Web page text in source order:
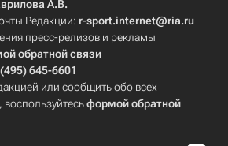
А.В.
Редакции: r-sport.internet@ria.ru
пресс-релизов и рекламы
обратной связи
645-6601
или сообщить обо всех
формой обратной